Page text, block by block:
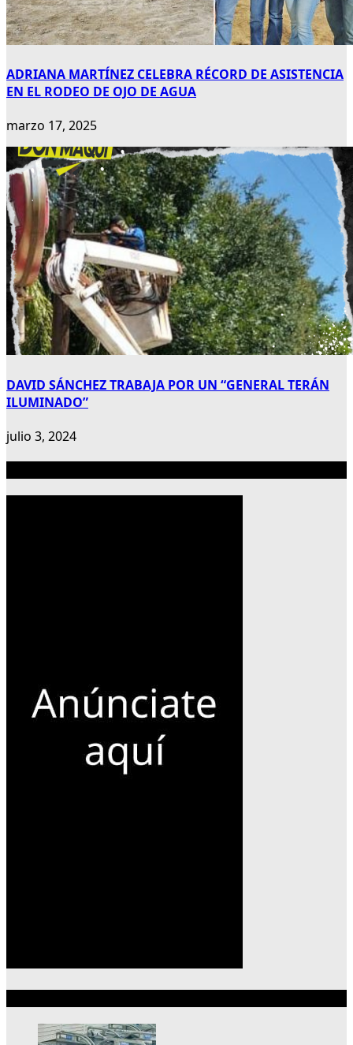
ADRIANA MARTÍNEZ CELEBRA RÉCORD DE ASISTENCIA
EN EL RODEO DE OJO DE AGUA
marzo 17, 2025
DAVID SÁNCHEZ TRABAJA POR UN “GENERAL TERÁN
ILUMINADO”
julio 3, 2024